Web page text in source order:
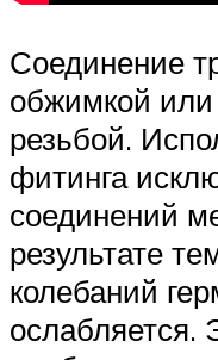
Соединение
обжимкой
резьбой.
фитинга
соединений
результате
колебаний
ослабляется.